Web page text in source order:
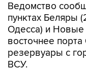
Ведомство
пунктах Беляры
Одесса) и
восточнее
резервуары с
ВСУ.